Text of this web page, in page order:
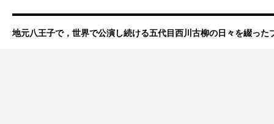
地元八王子で，世界で公演し続ける五代目西川古柳の日々を綴った